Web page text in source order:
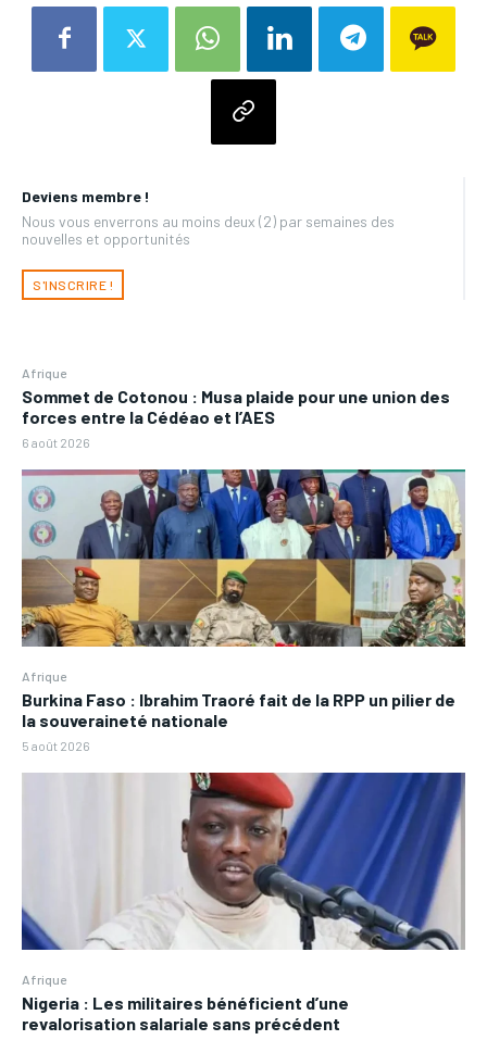
Deviens membre !
Nous vous enverrons au moins deux (2) par semaines des
nouvelles et opportunités
S'INSCRIRE !
Afrique
Sommet de Cotonou : Musa plaide pour une union des
forces entre la Cédéao et l’AES
6 août 2026
Afrique
Burkina Faso : Ibrahim Traoré fait de la RPP un pilier de
la souveraineté nationale
5 août 2026
Afrique
Nigeria : Les militaires bénéficient d’une
revalorisation salariale sans précédent